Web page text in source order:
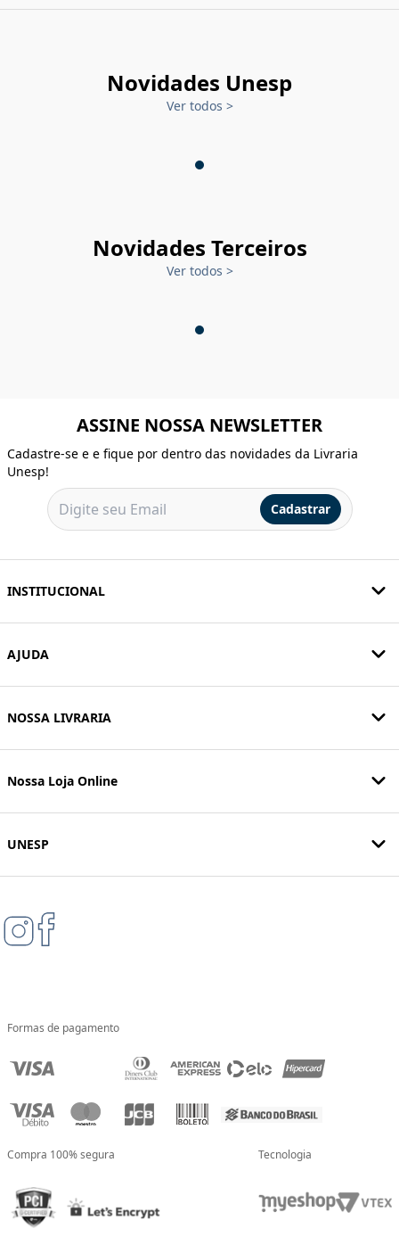
Novidades Unesp
Ver todos >
Novidades Terceiros
Ver todos >
Maltrato e trauma na
Solenoide
AJUDA
NOSSA LIVRARIA
Nossa Loja Online